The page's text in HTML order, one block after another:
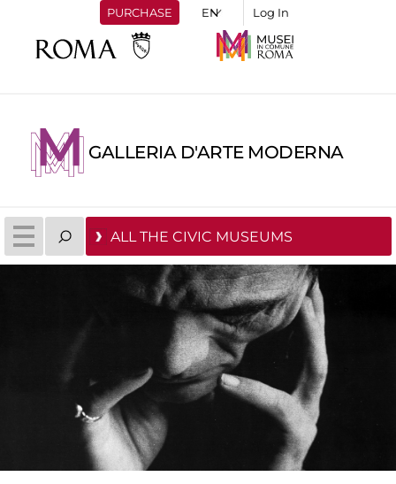
PURCHASE Log In
GALLERIA D'ARTE MODERNA
ALL THE CIVIC MUSEUMS